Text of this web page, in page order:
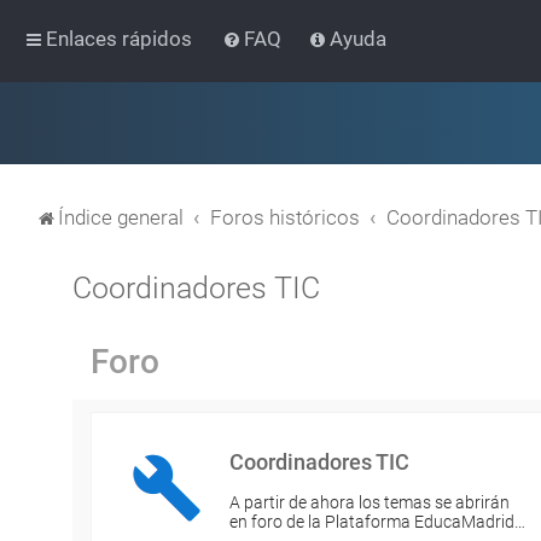
Enlaces rápidos FAQ Ayuda
Índice general Foros históricos Coordinadores
Coordinadores TIC
Foro
Coordinadores TIC
A partir de ahora los temas se abrirán
en foro de la Plataforma EducaMadrid…